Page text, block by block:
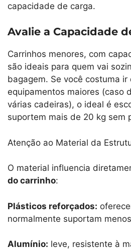
capacidade de carga.
Avalie a Capacidade
Carrinhos menores, com
são ideais para quem vai
bagagem. Se você costuma
equipamentos maiores (caso
várias cadeiras), o ideal é
suportem mais de 20 kg sem
Atenção ao Material da
O material influencia
do carrinho:
Plásticos reforçados:
normalmente suportam
Alumínio: leve, resistente à